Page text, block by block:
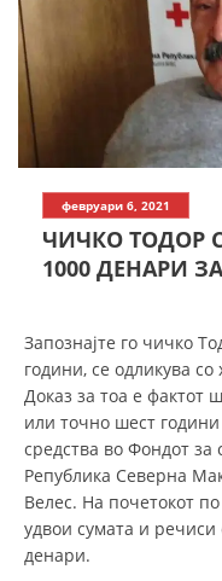
ЧЛЕНСТВО
февруари 6, 2021
ЧИЧКО ТОДОР
1000 ДЕНАРИ
Запознајте го чичко
години, се одликува со
Доказ за тоа е фактот
или точно шест години
средства во Фондот
Република Северна
Велес. На почетокот
удвои сумата и
денари.